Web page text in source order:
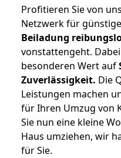
Profitieren Sie von
Netzwerk für
Beiladung
vonstattengeht.
besonderen Wert auf
Zuverlässigkeit. Die
Leistungen machen
für Ihren Umzug von
Sie nun eine kleine
Haus umziehen, wir
für Sie.